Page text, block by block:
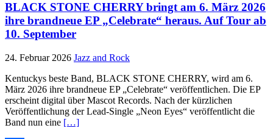
BLACK STONE CHERRY bringt am 6. März 2026
ihre brandneue EP „Celebrate“ heraus. Auf Tour ab
10. September
24. Februar 2026 Jazz and Rock
Kentuckys beste Band, BLACK STONE CHERRY, wird am 6.
März 2026 ihre brandneue EP „Celebrate“ veröffentlichen. Die EP
erscheint digital über Mascot Records. Nach der kürzlichen
Veröffentlichung der Lead-Single „Neon Eyes“ veröffentlicht die
Band nun eine […]